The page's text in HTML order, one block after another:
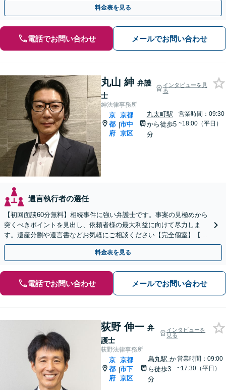
料金表を見る
電話でお問い合わせ メールでお問い合わせ
丸山 紳 弁護
士
インタビューを見
る
紳法律事務所
京
都
府
|
京都
市中
京区
丸太町駅
から徒歩5
分
営業時間：09:30
~18:00（平日）
遺言執行者の選任
【初回面談60分無料】相続事件に強い弁護士です。事案の見極めから
突くべきポイントを見出し、依頼者様の最大利益に向けて尽力しま
す。遺産分割や遺言書などお気軽にご相談ください【完全個室】【丸
太町駅5分】
料金表を見る
電話でお問い合わせ メールでお問い合わせ
荻野 伸一 弁
護士
インタビューを
見る
荻野法律事務所
京
都
府
|
京都
市下
京区
烏丸駅 か
ら徒歩3
分
営業時間：09:00
~17:30（平日）